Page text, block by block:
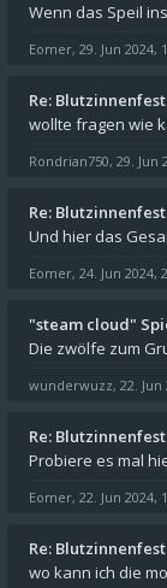
Eomer, 29. Jun 2024,
Re:
Rondrian750, 29. Jun
Re:
Eomer, 24. Jun 2024,
"steam cloud"
wunderwuzz, 22. Jun
Re:
Eomer, 22. Jun 2024,
Re:
wo kann ich die